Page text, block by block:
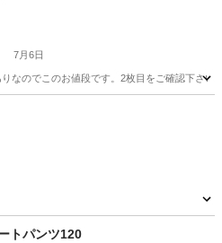
7月6日
なのでこのお値段です。2枚目をご確認下さい
セット
トパンツ120